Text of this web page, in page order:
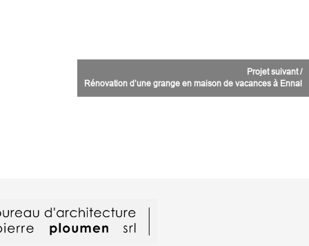
Projet suivant /
Rénovation d’une grange en maison de vacances à Ennal